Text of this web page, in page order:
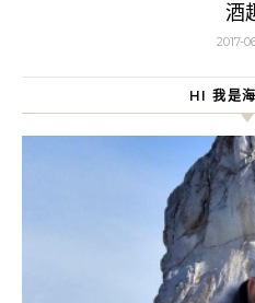
酒
2017-
HI 我是